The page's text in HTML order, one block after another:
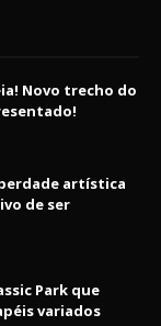
Novo trecho do
artística
de ser
Park que
variados